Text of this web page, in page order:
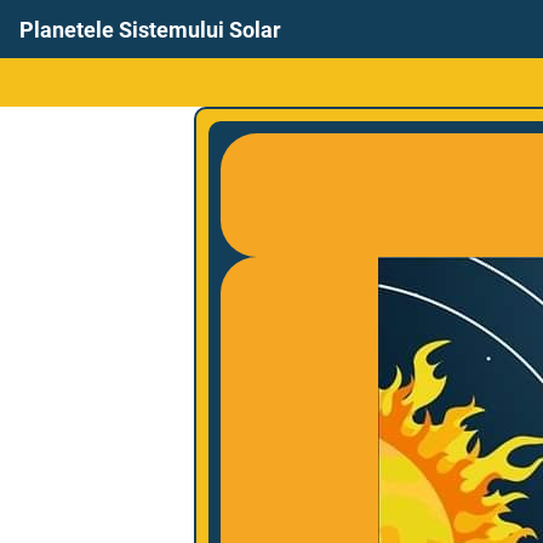
Planetele Sistemului Solar